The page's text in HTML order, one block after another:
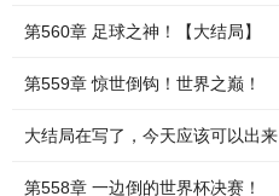
第560章 足球之神！【大结局】
第559章 惊世倒钩！世界之巅！
大结局在写了，今天应该可以出来
第558章 一边倒的世界杯决赛！